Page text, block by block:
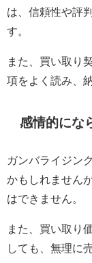
は、信頼性や評
す。
また、買い取り
項をよく読み、
感情的にな
ガンバライジン
かもしれません
はできません。
また、買い取り
しても、無理に